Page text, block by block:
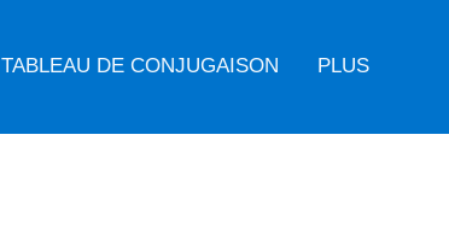
TABLEAU DE CONJUGAISON PLUS